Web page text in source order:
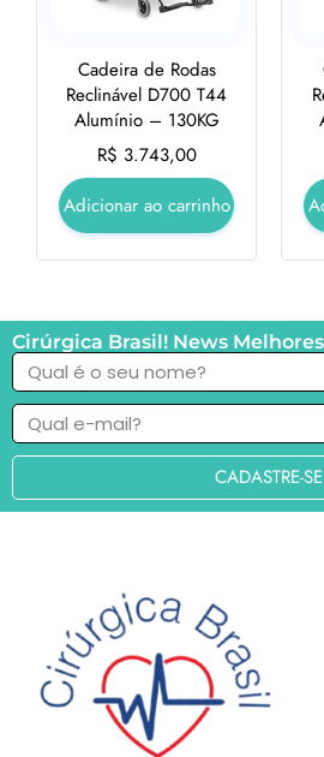
Cadeira de Rodas
Reclinável D700 T44
Alumínio – 130KG
R$ 3.743,00
Adicionar ao carrinho
Cirúrgica Brasil! News
CADASTRE-SE